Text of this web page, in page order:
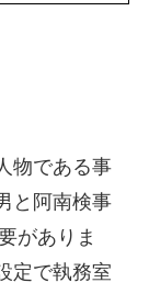
物である事
と阿南検事
がありま
定で執務室